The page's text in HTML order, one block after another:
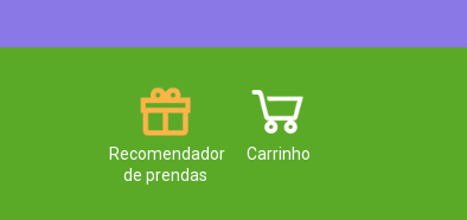
Carrinho
Recomendador
de prendas